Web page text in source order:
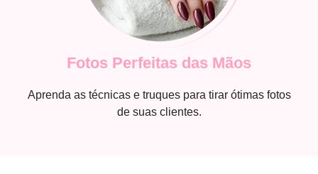
Fotos Perfeitas das Mãos
Aprenda as técnicas e truques para tirar ótimas fotos
de suas clientes.